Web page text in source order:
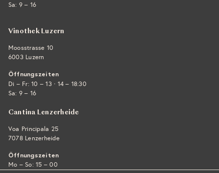
Sa: 9 – 16
Vinothek Luzern
Moosstrasse 10
6003 Luzern
Öffnungszeiten
Di – Fr: 10 – 13 · 14 – 18:30
Sa: 9 – 16
Cantina Lenzerheide
Voa Principala 25
7078 Lenzerheide
Öffnungszeiten
Mo – So: 15 – 00